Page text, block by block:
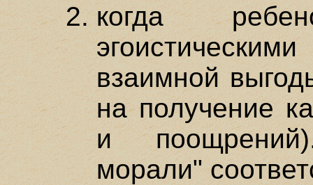
когда
взаимной
на получение
и
морали"